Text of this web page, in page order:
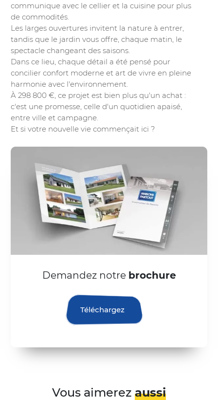
communique avec le cellier et la cuisine pour plus
de commodités.
Les larges ouvertures invitent la nature à entrer,
tandis que le jardin vous offre, chaque matin, le
spectacle changeant des saisons.
Dans ce lieu, chaque détail a été pensé pour
concilier confort moderne et art de vivre en pleine
harmonie avec l'environnement.
À 298 800 €, ce projet est bien plus qu'un achat :
c'est une promesse, celle d'un quotidien apaisé,
entre ville et campagne.
Et si votre nouvelle vie commençait ici ?
Demandez notre brochure
Téléchargez
Vous aimerez aussi